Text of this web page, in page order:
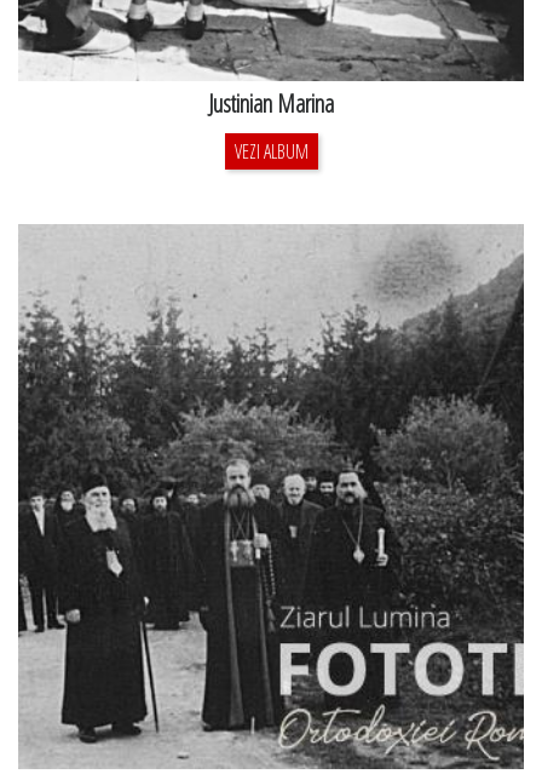
Justinian Marina
VEZI ALBUM